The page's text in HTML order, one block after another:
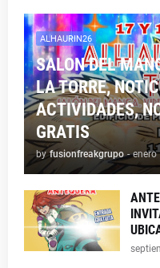
ALHAURIN26
SALON DEL
LA TORRE,
ACTIVIDADES,
GRATIS
by fusionfreakgrupo - enero